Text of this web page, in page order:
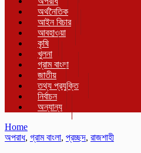
অর্থনৈতিক
আইন বিচার
আবহাওয়া
কৃষি
খুলনা
গ্রাম বাংলা
জাতীয়
তথ্য প্রযুক্তি
নির্বাচন
অন্যান্য
Home
অপরাধ, গ্রাম বাংলা, প্রচ্ছদ, রাজশাহী